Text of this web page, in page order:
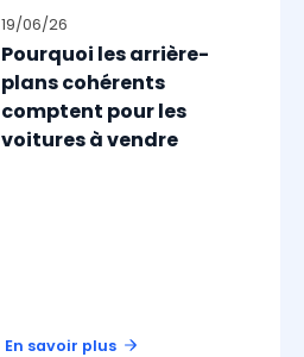
19/06/26
Pourquoi les arrière-
plans cohérents
comptent pour les
voitures à vendre
En savoir plus